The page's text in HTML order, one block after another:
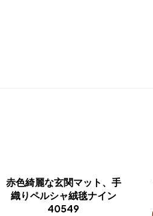
赤色綺麗な玄関マット、手
織りペルシャ絨毯ナイン
40549